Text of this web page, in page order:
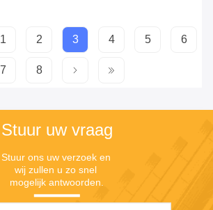
1 2 3 4 5 6
7 8
Stuur uw vraag
Stuur ons uw verzoek en
wij zullen u zo snel
mogelijk antwoorden.